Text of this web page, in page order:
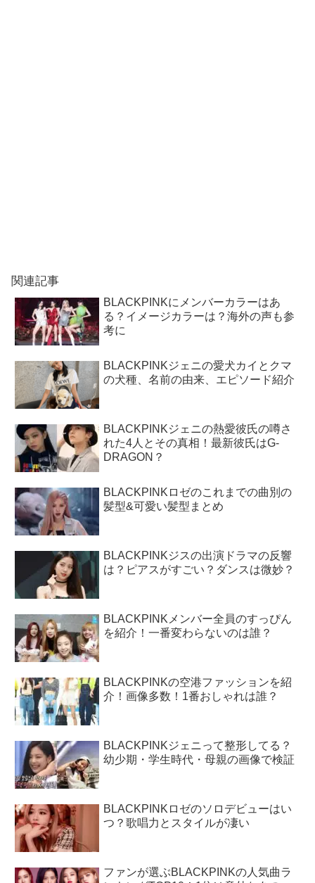
関連記事
BLACKPINKにメンバーカラーはあ
る？イメージカラーは？海外の声も参
考に
BLACKPINKジェニの愛犬カイとクマ
の犬種、名前の由来、エピソード紹介
BLACKPINKジェニの熱愛彼氏の噂さ
れた4人とその真相！最新彼氏はG-
DRAGON？
BLACKPINKロゼのこれまでの曲別の
髪型&可愛い髪型まとめ
BLACKPINKジスの出演ドラマの反響
は？ピアスがすごい？ダンスは微妙？
BLACKPINKメンバー全員のすっぴん
を紹介！一番変わらないのは誰？
BLACKPINKの空港ファッションを紹
介！画像多数！1番おしゃれは誰？
BLACKPINKジェニって整形してる？
幼少期・学生時代・母親の画像で検証
BLACKPINKロゼのソロデビューはい
つ？歌唱力とスタイルが凄い
ファンが選ぶBLACKPINKの人気曲ラ